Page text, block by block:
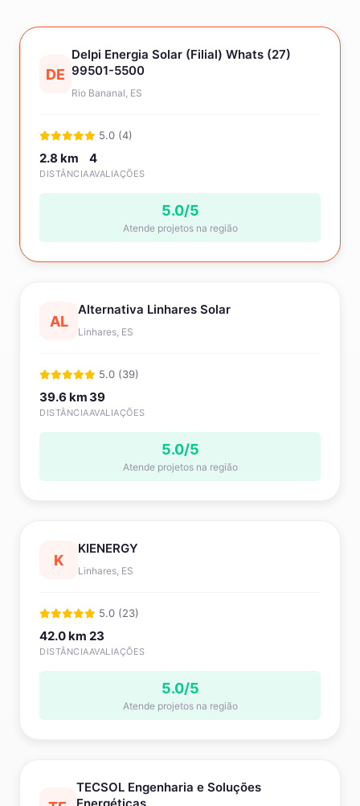
DE
Delpi Energia Solar (Filial) Whats (27)
99501-5500
Rio Bananal, ES
5.0 (4)
2.8 km
DISTÂNCIA
4
AVALIAÇÕES
5.0/5
Atende projetos na região
AL
Alternativa Linhares Solar
Linhares, ES
5.0 (39)
39.6 km
DISTÂNCIA
39
AVALIAÇÕES
5.0/5
Atende projetos na região
K
KIENERGY
Linhares, ES
5.0 (23)
42.0 km
DISTÂNCIA
23
AVALIAÇÕES
5.0/5
Atende projetos na região
TECSOL Engenharia e Soluções